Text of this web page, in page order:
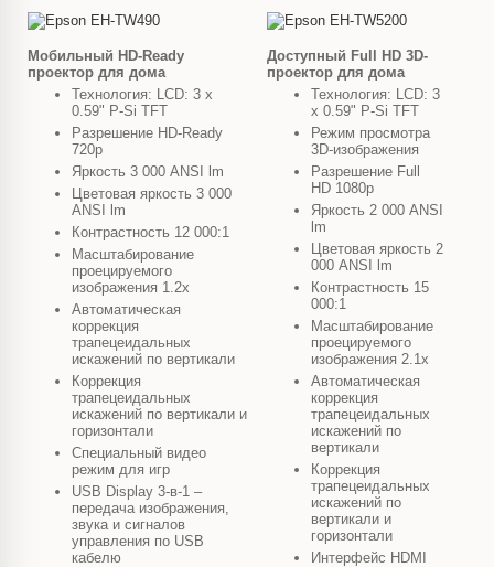
Мобильный HD-Ready
проектор для дома
Технология: LCD: 3 х
0.59" P-Si TFT
Разрешение HD-Ready
720p
Яркость 3 000 ANSI lm
Цветовая яркость 3 000
ANSI lm
Контрастность 12 000:1
Масштабирование
проецируемого
изображения 1.2x
Автоматическая
коррекция
трапецеидальных
искажений по вертикали
Коррекция
трапецеидальных
искажений по вертикали и
горизонтали
Специальный видео
режим для игр
USB Display 3-в-1 –
передача изображения,
звука и сигналов
управления по USB
кабелю
Доступный Full HD 3D-
проектор для дома
Технология: LCD: 3
х 0.59" P-Si TFT
Режим просмотра
3D-изображения
Разрешение Full
HD 1080p
Яркость 2 000 ANSI
lm
Цветовая яркость 2
000 ANSI lm
Контрастность 15
000:1
Масштабирование
проецируемого
изображения 2.1x
Автоматическая
коррекция
трапецеидальных
искажений по
вертикали
Коррекция
трапецеидальных
искажений по
вертикали и
горизонтали
Интерфейс HDMI